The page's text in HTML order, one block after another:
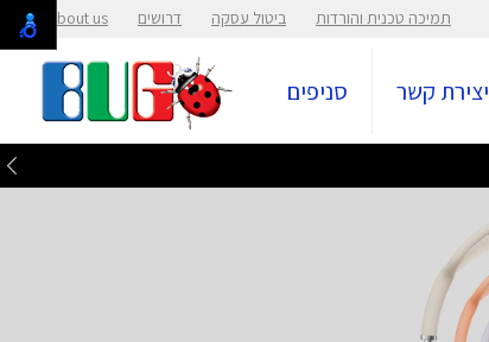
תמיכה טכנית והורדות ביטול עסקה דרושים About us
יצירת קשר סניפים